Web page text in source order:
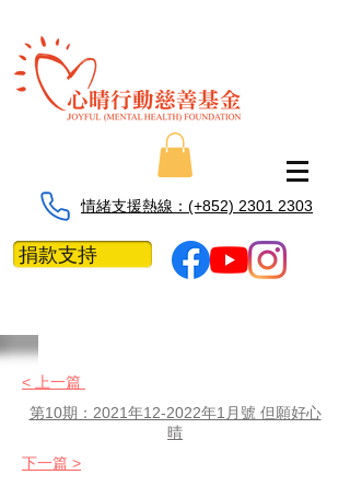
情緒支援熱線：​​(+852) 2301 2303
捐款支持
< 上一篇
第10期：2021年12-2022年1月號 但願好心
晴
下一篇 >